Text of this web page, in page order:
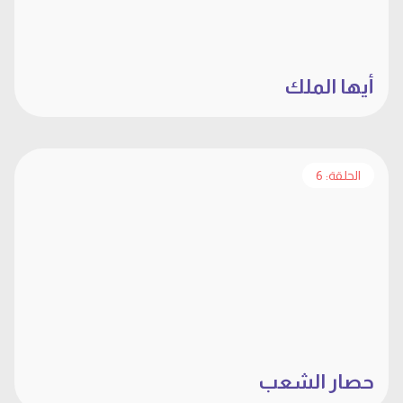
أيها الملك
الحلقة: 6
حصار الشعب